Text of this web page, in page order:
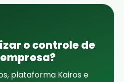
o controle de
plataforma Kairos e